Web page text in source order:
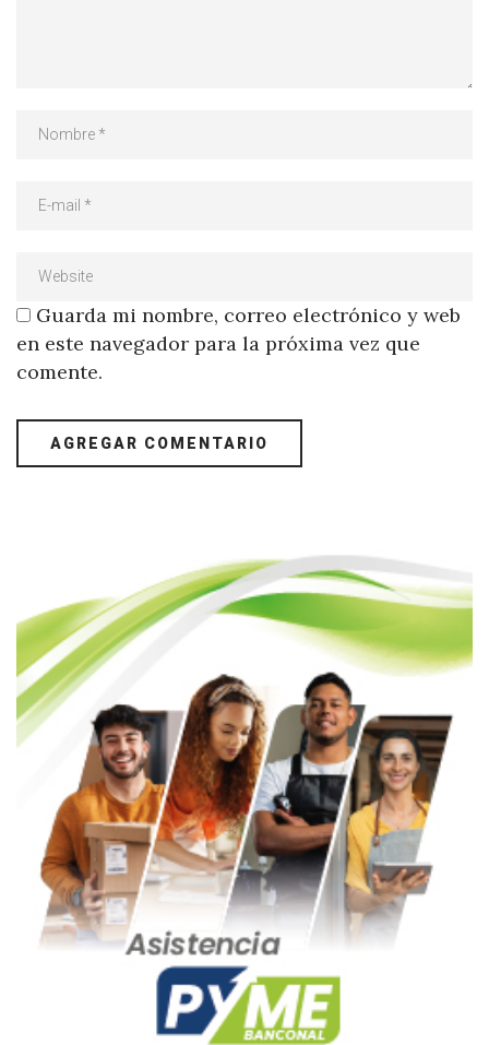
Guarda mi nombre, correo electrónico y web
en este navegador para la próxima vez que
comente.